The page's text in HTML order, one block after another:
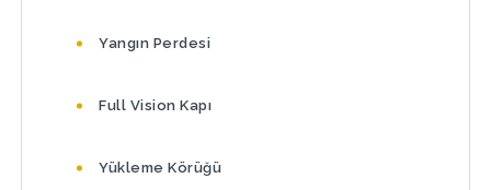
Yangın Perdesi
Full Vision Kapı
Yükleme Körüğü